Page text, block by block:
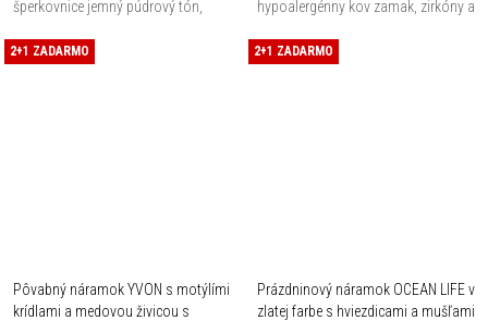
šperkovnice jemný púdrový tón,
výraznejšej retiazke nepôsobí príliš
hypoalergénny kov zamak, zirkóny a
Univerzálne roztiahnuteľné
2+1 ZADARMO
Pôvabný náramok YVON s motýlími
krídlami a medovou živicou s
2+1 ZADARMO
Prázdninový náramok OCEAN LIFE v
zlatej farbe s hviezdicami a mušľami